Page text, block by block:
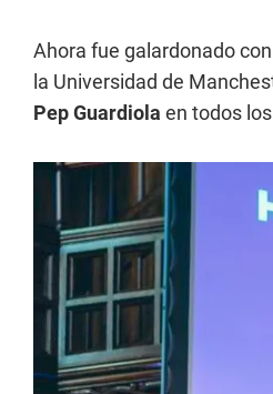
Ahora fue galardonado
la Universidad de
Pep Guardiola en todos